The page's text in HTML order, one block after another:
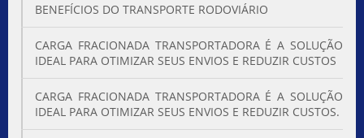
BENEFÍCIOS DO TRANSPORTE RODOVIÁRIO
CARGA FRACIONADA TRANSPORTADORA É A SOLUÇÃO
IDEAL PARA OTIMIZAR SEUS ENVIOS E REDUZIR CUSTOS
CARGA FRACIONADA TRANSPORTADORA É A SOLUÇÃO
IDEAL PARA OTIMIZAR SEUS ENVIOS E REDUZIR CUSTOS.